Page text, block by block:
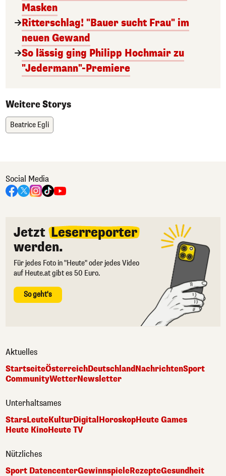
Masken
Ritterschlag! "Bauer sucht Frau" im
neuen Gewand
So lässig ging Philipp Hochmair zu
"Jedermann"-Premiere
Weitere Storys
Beatrice Egli
Social Media
Jetzt Leserreporter
werden.
Für jedes Foto in "Heute" oder jedes Video
auf Heute.at gibt es 50 Euro.
So geht's
Aktuelles
StartseiteÖsterreichDeutschlandNachrichtenSport
CommunityWetterNewsletter
Unterhaltsames
StarsLeuteKulturDigital HoroskopHeute Games
Heute KinoHeute TV
Nützliches
Sport DatencenterGewinnspieleRezepteGesundheit